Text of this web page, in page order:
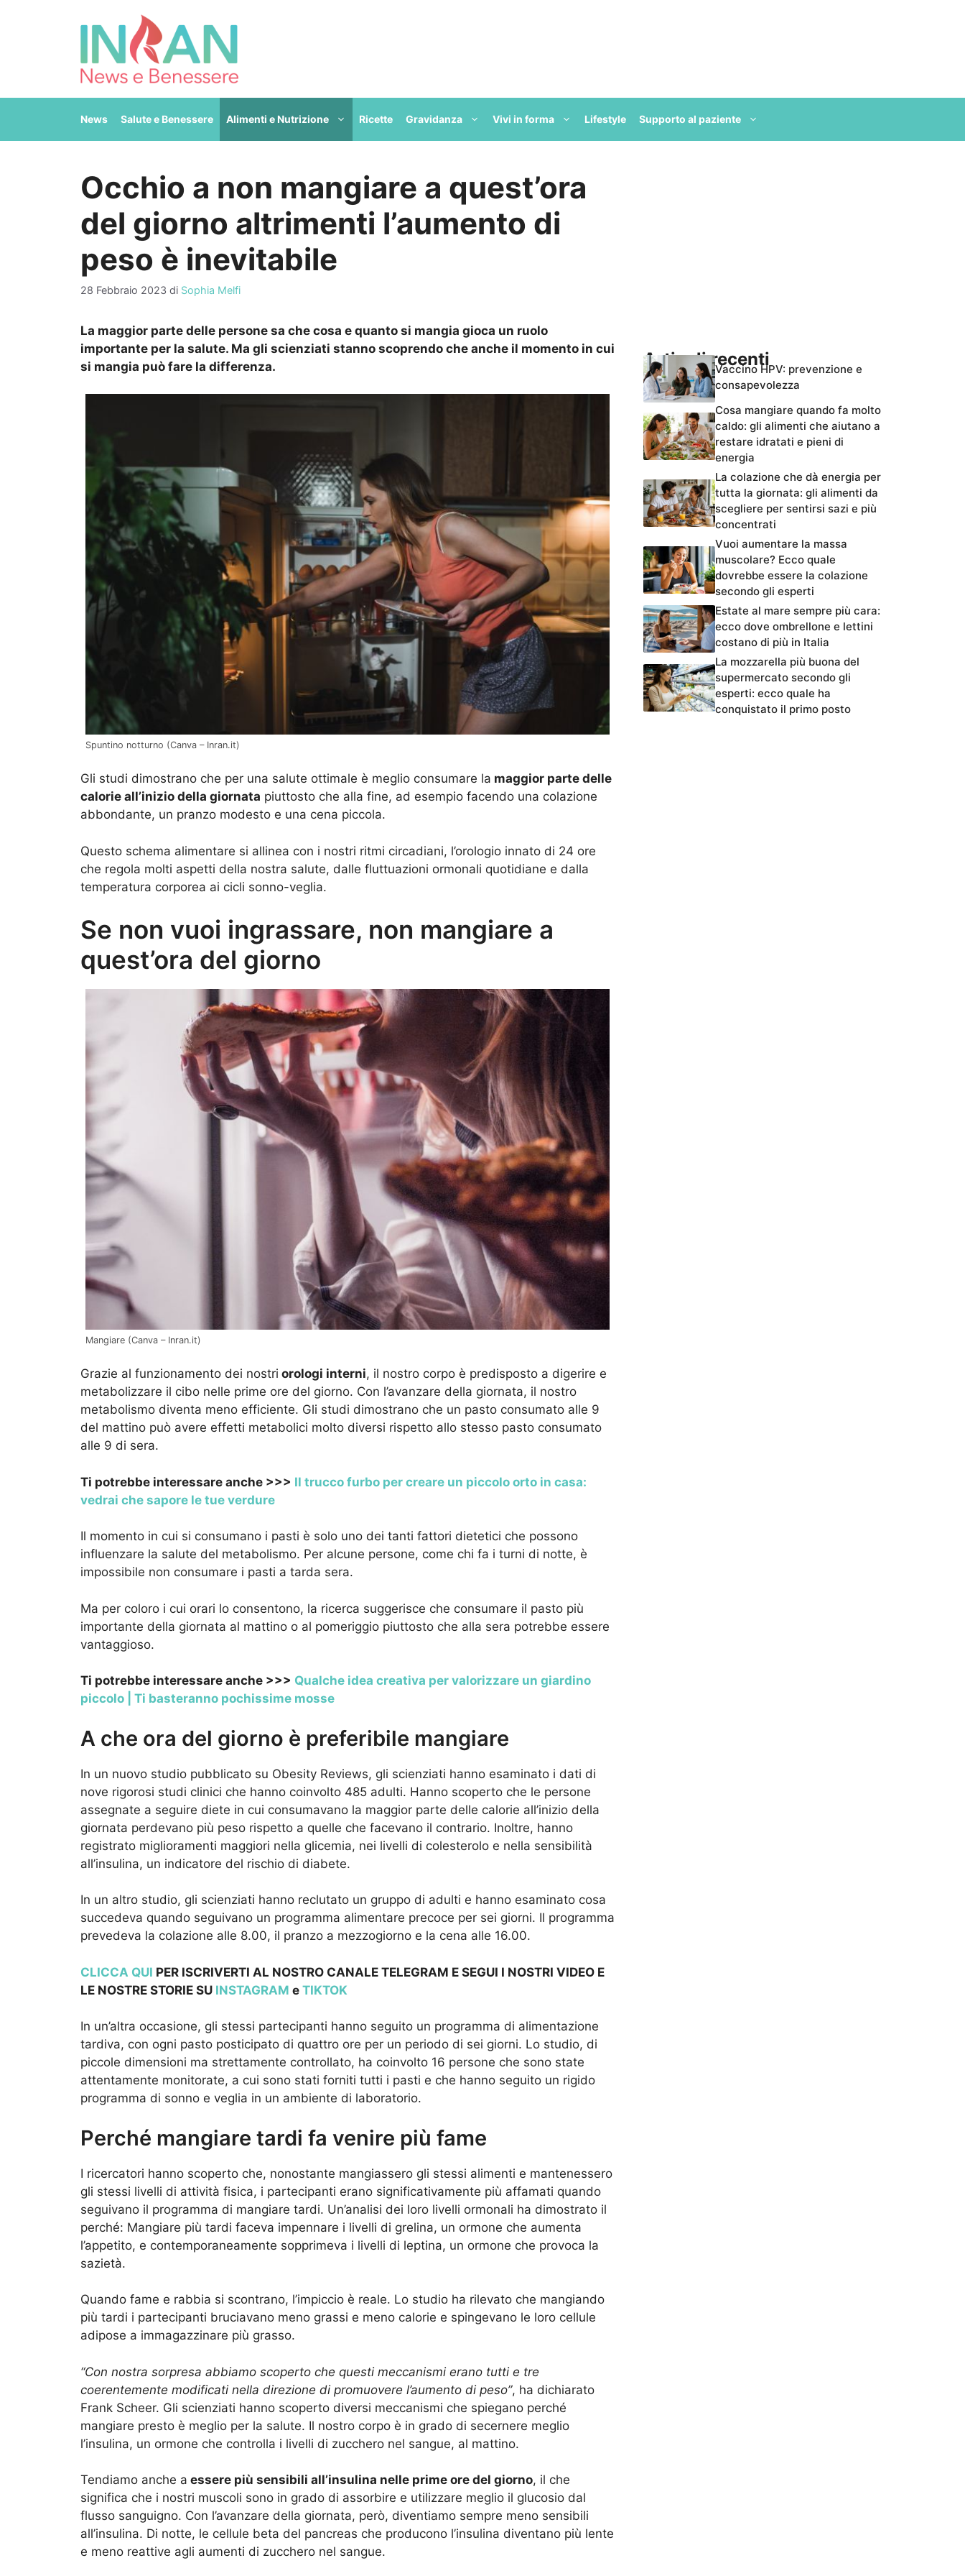
News Salute e Benessere Alimenti e Nutrizione Ricette Gravidanza Vivi in forma Lifestyle Supporto al paziente
Occhio a non mangiare a quest’ora
del giorno altrimenti l’aumento di
peso è inevitabile
28 Febbraio 2023 di Sophia Melfi
La maggior parte delle persone sa che cosa e quanto si mangia gioca un ruolo
importante per la salute. Ma gli scienziati stanno scoprendo che anche il momento in cui
si mangia può fare la differenza.
Spuntino notturno (Canva – Inran.it)
Gli studi dimostrano che per una salute ottimale è meglio consumare la maggior parte delle
calorie all’inizio della giornata piuttosto che alla fine, ad esempio facendo una colazione
abbondante, un pranzo modesto e una cena piccola.
Questo schema alimentare si allinea con i nostri ritmi circadiani, l’orologio innato di 24 ore
che regola molti aspetti della nostra salute, dalle fluttuazioni ormonali quotidiane e dalla
temperatura corporea ai cicli sonno-veglia.
Se non vuoi ingrassare, non mangiare a
quest’ora del giorno
Mangiare (Canva – Inran.it)
Grazie al funzionamento dei nostri orologi interni, il nostro corpo è predisposto a digerire e
metabolizzare il cibo nelle prime ore del giorno. Con l’avanzare della giornata, il nostro
metabolismo diventa meno efficiente. Gli studi dimostrano che un pasto consumato alle 9
del mattino può avere effetti metabolici molto diversi rispetto allo stesso pasto consumato
alle 9 di sera.
Ti potrebbe interessare anche >>> Il trucco furbo per creare un piccolo orto in casa:
vedrai che sapore le tue verdure
Il momento in cui si consumano i pasti è solo uno dei tanti fattori dietetici che possono
influenzare la salute del metabolismo. Per alcune persone, come chi fa i turni di notte, è
impossibile non consumare i pasti a tarda sera.
Ma per coloro i cui orari lo consentono, la ricerca suggerisce che consumare il pasto più
importante della giornata al mattino o al pomeriggio piuttosto che alla sera potrebbe essere
vantaggioso.
Ti potrebbe interessare anche >>> Qualche idea creativa per valorizzare un giardino
piccolo | Ti basteranno pochissime mosse
A che ora del giorno è preferibile mangiare
In un nuovo studio pubblicato su Obesity Reviews, gli scienziati hanno esaminato i dati di
nove rigorosi studi clinici che hanno coinvolto 485 adulti. Hanno scoperto che le persone
assegnate a seguire diete in cui consumavano la maggior parte delle calorie all’inizio della
giornata perdevano più peso rispetto a quelle che facevano il contrario. Inoltre, hanno
registrato miglioramenti maggiori nella glicemia, nei livelli di colesterolo e nella sensibilità
all’insulina, un indicatore del rischio di diabete.
In un altro studio, gli scienziati hanno reclutato un gruppo di adulti e hanno esaminato cosa
succedeva quando seguivano un programma alimentare precoce per sei giorni. Il programma
prevedeva la colazione alle 8.00, il pranzo a mezzogiorno e la cena alle 16.00.
CLICCA QUI PER ISCRIVERTI AL NOSTRO CANALE TELEGRAM E SEGUI I NOSTRI VIDEO E
LE NOSTRE STORIE SU INSTAGRAM e TIKTOK
In un’altra occasione, gli stessi partecipanti hanno seguito un programma di alimentazione
tardiva, con ogni pasto posticipato di quattro ore per un periodo di sei giorni. Lo studio, di
piccole dimensioni ma strettamente controllato, ha coinvolto 16 persone che sono state
attentamente monitorate, a cui sono stati forniti tutti i pasti e che hanno seguito un rigido
programma di sonno e veglia in un ambiente di laboratorio.
Perché mangiare tardi fa venire più fame
I ricercatori hanno scoperto che, nonostante mangiassero gli stessi alimenti e mantenessero
gli stessi livelli di attività fisica, i partecipanti erano significativamente più affamati quando
seguivano il programma di mangiare tardi. Un’analisi dei loro livelli ormonali ha dimostrato il
perché: Mangiare più tardi faceva impennare i livelli di grelina, un ormone che aumenta
l’appetito, e contemporaneamente sopprimeva i livelli di leptina, un ormone che provoca la
sazietà.
Quando fame e rabbia si scontrano, l’impiccio è reale. Lo studio ha rilevato che mangiando
più tardi i partecipanti bruciavano meno grassi e meno calorie e spingevano le loro cellule
adipose a immagazzinare più grasso.
“Con nostra sorpresa abbiamo scoperto che questi meccanismi erano tutti e tre
coerentemente modificati nella direzione di promuovere l’aumento di peso”, ha dichiarato
Frank Scheer. Gli scienziati hanno scoperto diversi meccanismi che spiegano perché
mangiare presto è meglio per la salute. Il nostro corpo è in grado di secernere meglio
l’insulina, un ormone che controlla i livelli di zucchero nel sangue, al mattino.
Tendiamo anche a essere più sensibili all’insulina nelle prime ore del giorno, il che
significa che i nostri muscoli sono in grado di assorbire e utilizzare meglio il glucosio dal
flusso sanguigno. Con l’avanzare della giornata, però, diventiamo sempre meno sensibili
all’insulina. Di notte, le cellule beta del pancreas che producono l’insulina diventano più lente
e meno reattive agli aumenti di zucchero nel sangue.
Articoli recentiVaccino HPV: prevenzione e
consapevolezza
Cosa mangiare quando fa molto
caldo: gli alimenti che aiutano a
restare idratati e pieni di
energia
La colazione che dà energia per
tutta la giornata: gli alimenti da
scegliere per sentirsi sazi e più
concentrati
Vuoi aumentare la massa
muscolare? Ecco quale
dovrebbe essere la colazione
secondo gli esperti
Estate al mare sempre più cara:
ecco dove ombrellone e lettini
costano di più in Italia
La mozzarella più buona del
supermercato secondo gli
esperti: ecco quale ha
conquistato il primo posto